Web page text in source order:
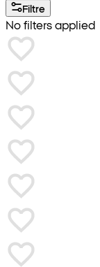
Filtre
No filters applied